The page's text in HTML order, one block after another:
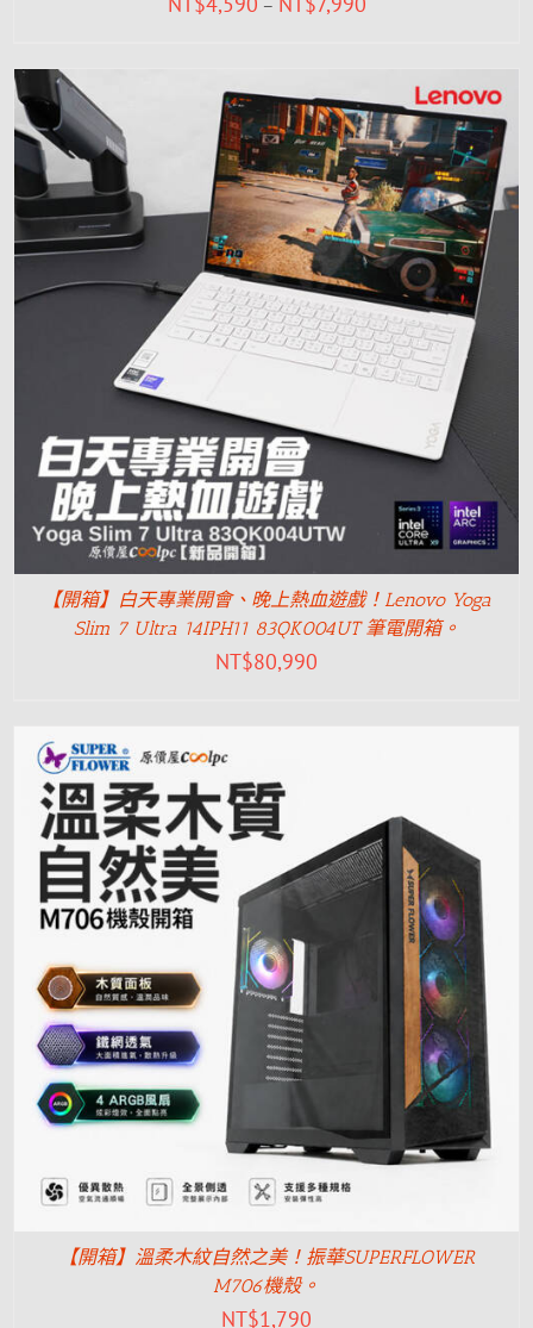
【開箱】白天專業開會、晚上熱血遊戲！Lenovo Yoga
Slim 7 Ultra 14IPH11 83QK004UT 筆電開箱。
NT$80,990
【開箱】溫柔木紋自然之美！振華SUPERFLOWER
M706機殼。
NT$1,790